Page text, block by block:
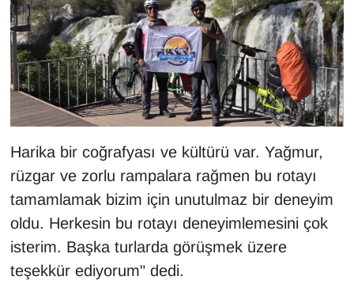
Harika bir coğrafyası ve kültürü var. Yağmur,
rüzgar ve zorlu rampalara rağmen bu rotayı
tamamlamak bizim için unutulmaz bir deneyim
oldu. Herkesin bu rotayı deneyimlemesini çok
isterim. Başka turlarda görüşmek üzere
teşekkür ediyorum" dedi.
YEREL